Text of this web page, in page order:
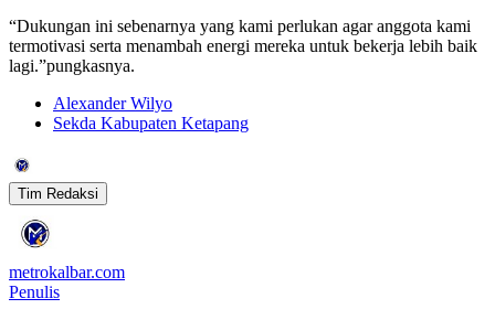
“Dukungan ini sebenarnya yang kami perlukan agar anggota kami
termotivasi serta menambah energi mereka untuk bekerja lebih baik
lagi.”pungkasnya.
Alexander Wilyo
Sekda Kabupaten Ketapang
Tim Redaksi
metrokalbar.com
Penulis